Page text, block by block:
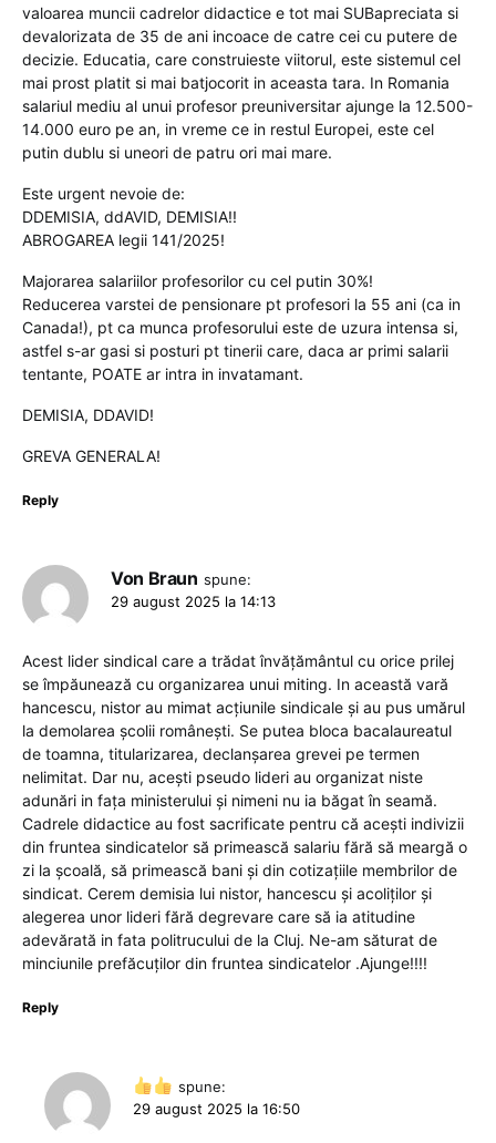
valoarea muncii cadrelor didactice e tot mai SUBapreciata si
devalorizata de 35 de ani incoace de catre cei cu putere de
decizie. Educatia, care construieste viitorul, este sistemul cel
mai prost platit si mai batjocorit in aceasta tara. In Romania
salariul mediu al unui profesor preuniversitar ajunge la 12.500-
14.000 euro pe an, in vreme ce in restul Europei, este cel
putin dublu si uneori de patru ori mai mare.
Este urgent nevoie de:
DDEMISIA, ddAVID, DEMISIA!!
ABROGAREA legii 141/2025!
Majorarea salariilor profesorilor cu cel putin 30%!
Reducerea varstei de pensionare pt profesori la 55 ani (ca in
Canada!), pt ca munca profesorului este de uzura intensa si,
astfel s-ar gasi si posturi pt tinerii care, daca ar primi salarii
tentante, POATE ar intra in invatamant.
DEMISIA, DDAVID!
GREVA GENERALA!
Reply
Von Braun spune:
29 august 2025 la 14:13
Acest lider sindical care a trădat învățământul cu orice prilej
se împăunează cu organizarea unui miting. In această vară
hancescu, nistor au mimat acțiunile sindicale și au pus umărul
la demolarea școlii românești. Se putea bloca bacalaureatul
de toamna, titularizarea, declanșarea grevei pe termen
nelimitat. Dar nu, acești pseudo lideri au organizat niste
adunări in fața ministerului și nimeni nu ia băgat în seamă.
Cadrele didactice au fost sacrificate pentru că acești indivizii
din fruntea sindicatelor să primească salariu fără să meargă o
zi la școală, să primească bani și din cotizațiile membrilor de
sindicat. Cerem demisia lui nistor, hancescu și acoliților și
alegerea unor lideri fără degrevare care să ia atitudine
adevărată in fata politrucului de la Cluj. Ne-am săturat de
minciunile prefăcuților din fruntea sindicatelor .Ajunge!!!!
Reply
spune:
29 august 2025 la 16:50